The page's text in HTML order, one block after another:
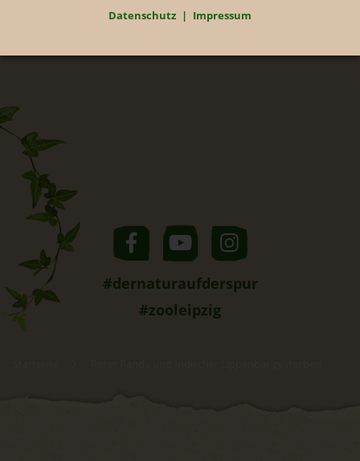
#dernaturaufderspur
#zooleipzig
Datenschutz
Impressum